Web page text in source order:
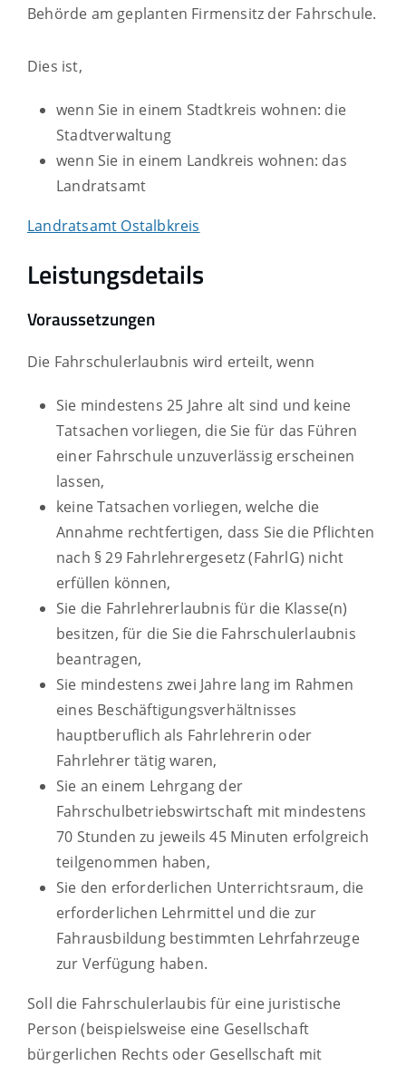
Behörde am geplanten Firmensitz der Fahrschule.
Dies ist,
wenn Sie in einem Stadtkreis wohnen: die
Stadtverwaltung
wenn Sie in einem Landkreis wohnen: das
Landratsamt
Landratsamt Ostalbkreis
Leistungsdetails
Voraussetzungen
Die Fahrschulerlaubnis wird erteilt, wenn
Sie mindestens 25 Jahre alt sind und keine
Tatsachen vorliegen, die Sie für das Führen
einer Fahrschule unzuverlässig erscheinen
lassen,
keine Tatsachen vorliegen, welche die
Annahme rechtfertigen, dass Sie die Pflichten
nach § 29 Fahrlehrergesetz (FahrlG) nicht
erfüllen können,
Sie die Fahrlehrerlaubnis für die Klasse(n)
besitzen, für die Sie die Fahrschulerlaubnis
beantragen,
Sie mindestens zwei Jahre lang im Rahmen
eines Beschäftigungsverhältnisses
hauptberuflich als Fahrlehrerin oder
Fahrlehrer tätig waren,
Sie an einem Lehrgang der
Fahrschulbetriebswirtschaft mit mindestens
70 Stunden zu jeweils 45 Minuten erfolgreich
teilgenommen haben,
Sie den erforderlichen Unterrichtsraum, die
erforderlichen Lehrmittel und die zur
Fahrausbildung bestimmten Lehrfahrzeuge
zur Verfügung haben.
Soll die Fahrschulerlaubis für eine juristische
Person (beispielsweise eine Gesellschaft
bürgerlichen Rechts oder Gesellschaft mit